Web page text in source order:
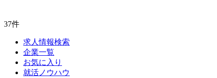
37件
求人情報検索
企業一覧
お気に入り
就活ノウハウ